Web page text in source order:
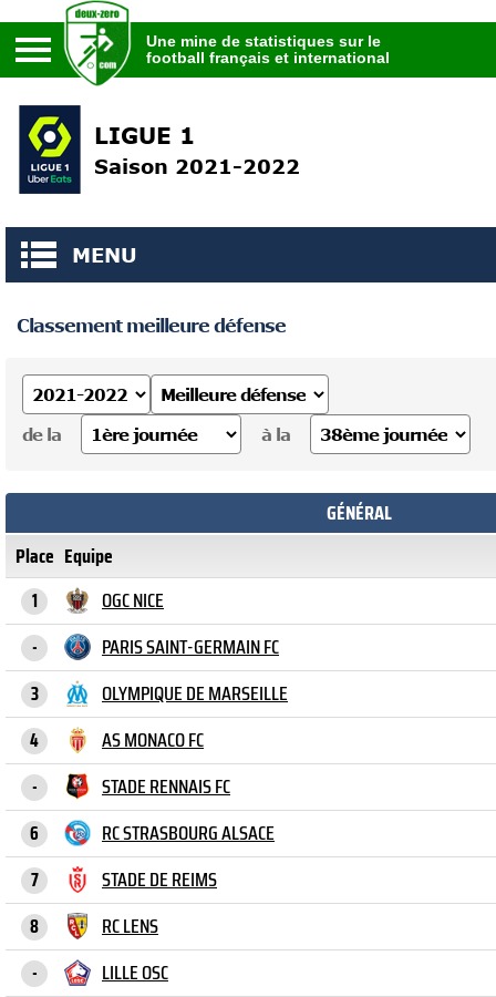
football français et international
Une mine de statistiques sur le
football français et international
LIGUE 1
Saison 2021-2022
MENU
Classement meilleure défense
de la à la
GÉNÉRAL
Place Equipe
1 OGC NICE
- PARIS SAINT-GERMAIN FC
3 OLYMPIQUE DE MARSEILLE
4 AS MONACO FC
- STADE RENNAIS FC
6 RC STRASBOURG ALSACE
7 STADE DE REIMS
8 RC LENS
- LILLE OSC